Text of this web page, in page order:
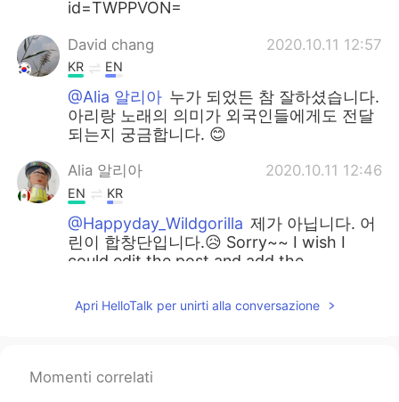
id=TWPPVON=
David chang 2020.10.11 12:57
KR EN
@Alia 알리아 누가 되었든 참 잘하셨습니다.
아리랑 노래의 의미가 외국인들에게도 전달
되는지 궁금합니다. 😊
Alia 알리아 2020.10.11 12:46
EN KR
@Happyday_Wildgorilla 제가 아닙니다. 어
린이 합창단입니다.😥 Sorry~~ I wish I
could edit the post and add the
child sings so beautifully!
@David chang
Apri HelloTalk per unirti alla conversazione
Momenti correlati